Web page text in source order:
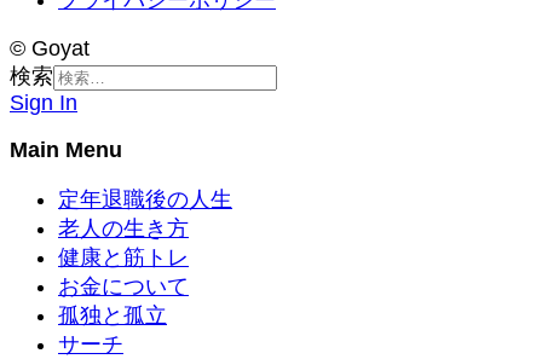
© Goyat
検索
Sign In
Main Menu
定年退職後の人生
老人の生き方
健康と筋トレ
お金について
孤独と孤立
サーチ